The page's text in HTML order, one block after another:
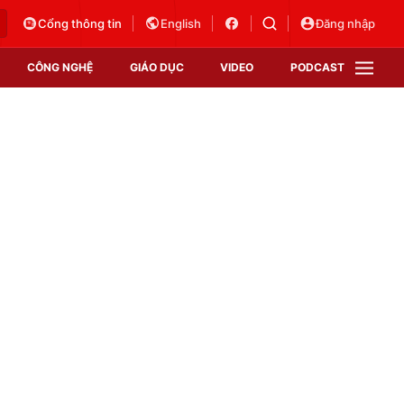
Cổng thông tin English Đăng nhập
CÔNG NGHỆ GIÁO DỤC VIDEO PODCAST